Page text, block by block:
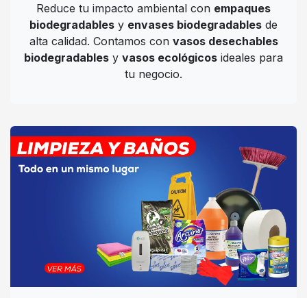
Reduce tu impacto ambiental con empaques
biodegradables y envases biodegradables de
alta calidad. Contamos con vasos desechables
biodegradables y vasos ecológicos ideales para
tu negocio.